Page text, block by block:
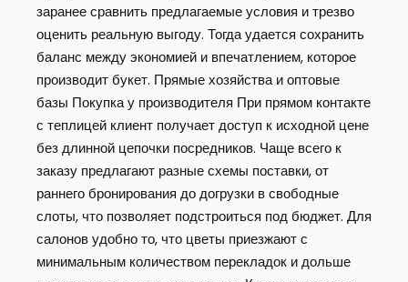
заранее сравнить предлагаемые условия и трезво
оценить реальную выгоду. Тогда удается сохранить
баланс между экономией и впечатлением, которое
производит букет. Прямые хозяйства и оптовые
базы Покупка у производителя При прямом контакте
с теплицей клиент получает доступ к исходной цене
без длинной цепочки посредников. Чаще всего к
заказу предлагают разные схемы поставки, от
раннего бронирования до догрузки в свободные
слоты, что позволяет подстроиться под бюджет. Для
салонов удобно то, что цветы приезжают с
минимальным количеством перекладок и дольше